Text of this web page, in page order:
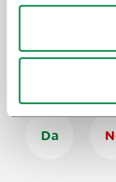
mesto
Ste našli
Da